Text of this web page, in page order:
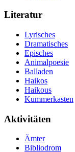
Literatur
Lyrisches
Dramatisches
Episches
Animalpoesie
Balladen
Haikos
Haikous
Kummerkasten
Aktivitäten
Ämter
Bibliodrom